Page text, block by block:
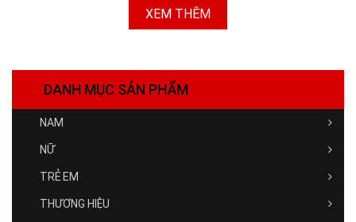
XEM THÊM
DANH MỤC SẢN PHẨM
NAM
NỮ
TRẺ EM
THƯƠNG HIỆU